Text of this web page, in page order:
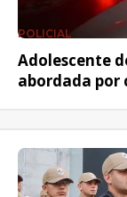
POLICIAL
Adolescente
abordada por